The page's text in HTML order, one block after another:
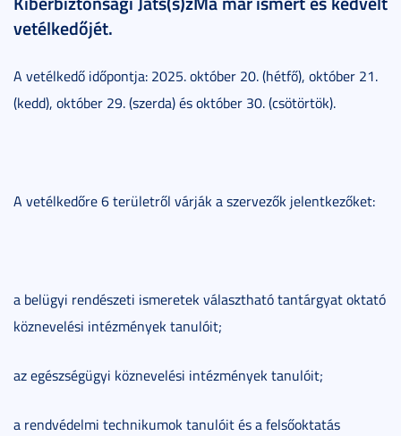
vetélkedőjét.
A vetélkedő időpontja: 2025. október 20. (hétfő), október 21.
(kedd), október 29. (szerda) és október 30. (csötörtök).
A vetélkedőre 6 területről várják a szervezők jelentkezőket:
a belügyi rendészeti ismeretek választható tantárgyat oktató
köznevelési intézmények tanulóit;
az egészségügyi köznevelési intézmények tanulóit;
a rendvédelmi technikumok tanulóit és a felsőoktatás